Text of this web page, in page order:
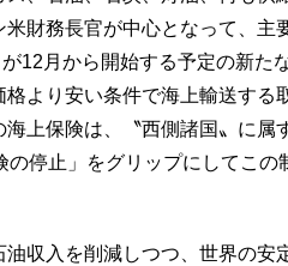
財務長官が中心となって、主
12月から開始する予定の新た
より安い条件で海上輸送する
上保険は、〝西側諸国〟に属
停止」をグリップにしてこの
収入を削減しつつ、世界の安